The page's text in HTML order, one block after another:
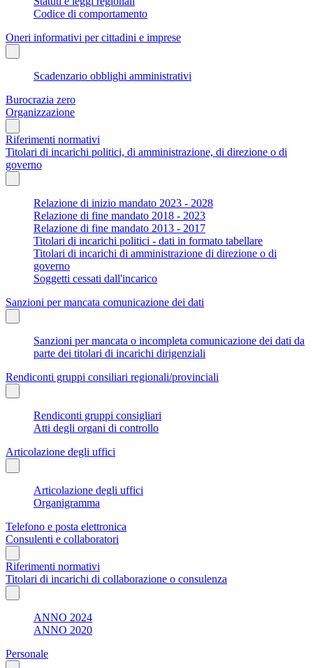
Codice di comportamento
Oneri informativi per cittadini e imprese
Scadenzario obblighi amministrativi
Burocrazia zero
Organizzazione
Riferimenti normativi
Titolari di incarichi politici, di amministrazione, di direzione o di
governo
Relazione di inizio mandato 2023 - 2028
Relazione di fine mandato 2018 - 2023
Relazione di fine mandato 2013 - 2017
Titolari di incarichi politici - dati in formato tabellare
Titolari di incarichi di amministrazione di direzione o di
governo
Soggetti cessati dall'incarico
Sanzioni per mancata comunicazione dei dati
Sanzioni per mancata o incompleta comunicazione dei dati da
parte dei titolari di incarichi dirigenziali
Rendiconti gruppi consiliari regionali/provinciali
Rendiconti gruppi consigliari
Atti degli organi di controllo
Articolazione degli uffici
Articolazione degli uffici
Organigramma
Telefono e posta elettronica
Consulenti e collaboratori
Riferimenti normativi
Titolari di incarichi di collaborazione o consulenza
ANNO 2024
ANNO 2020
Personale